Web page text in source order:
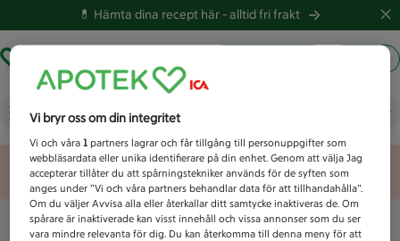
💊 Hämta dina recept här -alltid fri frakt
Vad letar du efter idag?
Unknown error
Vi bryr oss om din integritet
Vi och våra1 partners lagrar och får tillgång till personuppgifter som
webbläsardata eller unika identifierare på din enhet. Genom att välja Jag
accepterar tillåter du att spårningstekniker används för de syften som
anges under ”Vi och våra partners behandlar data för att tillhandahålla”.
Om du väljer Avvisa alla eller återkallar ditt samtycke inaktiveras de. Om
spårare är inaktiverade kan visst innehåll och vissa annonser som du ser
vara mindre relevanta för dig. Du kan återkomma till denna meny för att